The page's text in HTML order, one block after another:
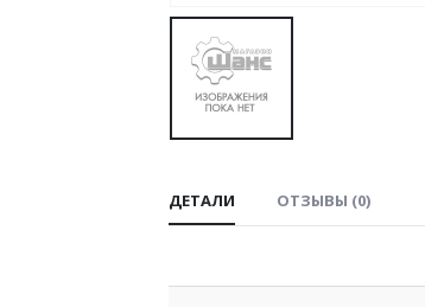
ДЕТАЛИ ОТЗЫВЫ (0)